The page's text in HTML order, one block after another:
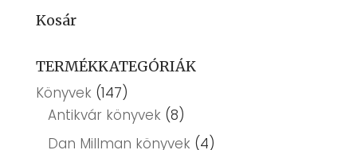
Kosár
TERMÉKKATEGÓRIÁK
Könyvek (147)
Antikvár könyvek (8)
Dan Millman könyvek (4)